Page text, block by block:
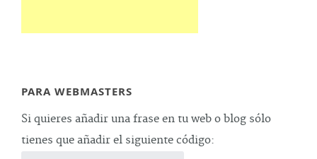
PARA WEBMASTERS
Si quieres añadir una frase en tu web o blog sólo
tienes que añadir el siguiente código: